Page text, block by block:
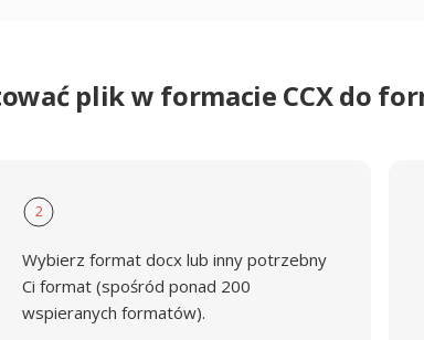
plik w formacie CCX do
2
Wybierz format docx lub inny potrzebny
Ci format (spośród ponad 200
wspieranych formatów).